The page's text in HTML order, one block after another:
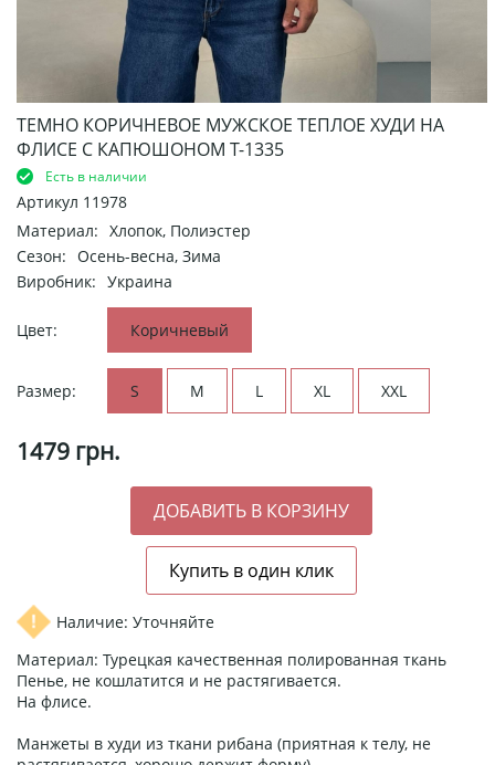
ТЕМНО КОРИЧНЕВОЕ МУЖСКОЕ ТЕПЛОЕ ХУДИ НА
ФЛИСЕ С КАПЮШОНОМ Т-1335
Есть в наличии
Артикул 11978
Материал: Хлопок, Полиэстер
Сезон: Осень-весна, Зима
Виробник: Украина
Цвет: Коричневый
Размер: S M L XL XXL
1479 грн.
Наличие: Уточняйте
Материал: Турецкая качественная полированная ткань
Пенье, не кошлатится и не растягивается.
На флисе.
Манжеты в худи из ткани рибана (приятная к телу, не